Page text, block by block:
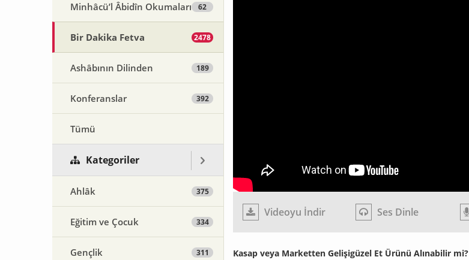
Minhâcü’l Âbidîn Okumaları 62
Bir Dakika Fetva 2478
Ashâbının Dilinden 189
Konferanslar 392
Tümü
Kategoriler
Ahlâk 375
Eğitim ve Çocuk 334
Gençlik 311
Videoyu İndir Ses Dinle
Kasap veya Marketten Gelişigüzel Et Ürünü Alınabilir mi?